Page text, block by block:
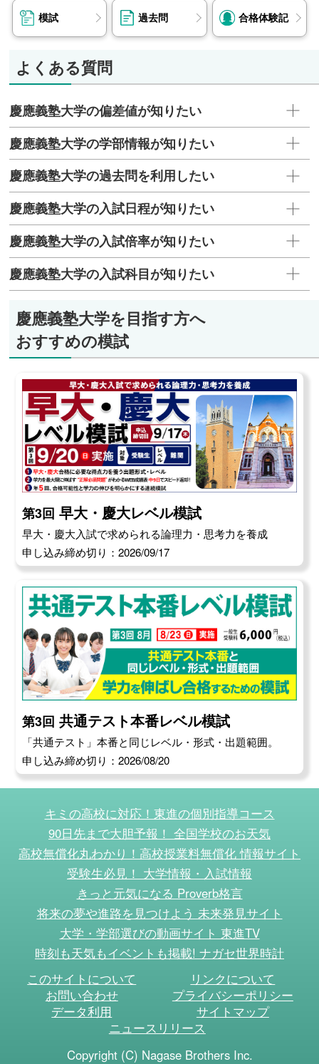
模試 過去問 合格体験記
よくある質問
慶應義塾大学の偏差値が知りたい
慶應義塾大学の学部情報が知りたい
慶應義塾大学の過去問を利用したい
慶應義塾大学の入試日程が知りたい
慶應義塾大学の入試倍率が知りたい
慶應義塾大学の入試科目が知りたい
慶應義塾大学を目指す方へ
おすすめの模試
第3回 早大・慶大レベル模試
早大・慶大入試で求められる論理力・思考力を養成
申し込み締め切り：2026/09/17
第3回 共通テスト本番レベル模試
「共通テスト」本番と同じレベル・形式・出題範囲。
申し込み締め切り：2026/08/20
キミの高校に対応！東進の個別指導コース
90日先まで大胆予報！ 全国学校のお天気
高校無償化丸わかり！高校授業料無償化 情報サイト
受験生必見！ 大学情報・入試情報
きっと元気になる Proverb格言
将来の夢や進路を見つけよう 未来発見サイト
大学・学部選びの動画サイト 東進TV
時刻も天気もイベントも掲載! ナガセ世界時計
このサイトについて
リンクについて
お問い合わせ
プライバシーポリシー
データ利用
サイトマップ
ニュースリリース
Copyright (C) Nagase Brothers Inc.